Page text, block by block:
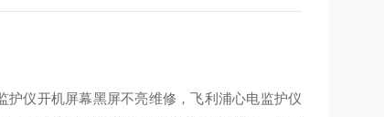
仪开机屏幕黑屏不亮维修，飞利浦心电监护仪